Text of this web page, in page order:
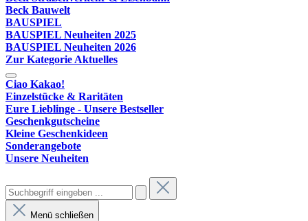
Beck Bauwelt
BAUSPIEL
BAUSPIEL Neuheiten 2025
BAUSPIEL Neuheiten 2026
Zur Kategorie Aktuelles
Ciao Kakao!
Einzelstücke & Raritäten
Eure Lieblinge - Unsere Bestseller
Geschenkgutscheine
Kleine Geschenkideen
Sonderangebote
Unsere Neuheiten
Menü schließen